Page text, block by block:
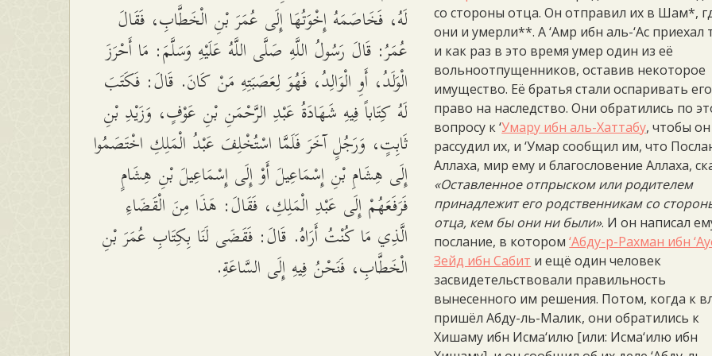
لَهُ، فَخَاصَمَهُ إِخْوَتُهَا إِلَى عُمَرَ بْنِ الْخَطَّابِ، فَقَالَ
عُمَرُ: قَالَ رَسُولُ اللَّهِ صَلَّى اللَّهُ عَلَيْهِ وَسَلَّمَ: مَا أَحْرَزَ
الْوَلَدُ، أَوِ الْوَالِدُ، فَهُوَ لِعَصَبَتِهِ مَنْ كَانَ. قَالَ: فَكَتَبَ
لَهُ كِتَاباً فِيهِ شَهَادَةُ عَبْدِ الرَّحْمَنِ بْنِ عَوْفٍ، وَزَيْدِ بْنِ
ثَابِتٍ، وَرَجُلٍ آخَرَ فَلَمَّا اسْتُخْلِفَ عَبْدُ الْمَلِكِ اخْتَصَمُوا
إِلَى هِشَامِ بْنِ إِسْمَاعِيلَ أَوْ إِلَى إِسْمَاعِيلَ بْنِ هِشَامٍ
فَرَفَعَهُمْ إِلَى عَبْدِ الْمَلِكِ، فَقَالَ: هَذَا مِنَ الْقَضَاءِ
الَّذِي مَا كُنْتُ أَرَاهُ. قَالَ: فَقَضَى لَنَا بِكِتَابِ عُمَرَ بْنِ
الْخَطَّابِ، فَنَحْنُ فِيهِ إِلَى السَّاعَةِ.
со стороны отца. Он отправил их в Шам*,
они и умерли**. А ‘Амр ибн аль-‘Ас приехал
и как раз в это время умер один из её
вольноотпущенников, оставив некоторое
имущество. Её братья стали оспаривать его
право на наследство. Они обратились по
вопросу к ‘Умару ибн аль-Хаттабу, чтобы он
рассудил их, и ‘Умар сообщил им, что
Аллаха, мир ему и благословение Аллаха,
«Оставленное отпрыском или родителем
принадлежит его родственникам со
отца, кем бы они ни были». И он написал
послание, в котором‘Абду-р-Рахман ибн
Зейд ибн Сабит и ещё один человек
засвидетельствовали правильность
вынесенного им решения. Потом, когда к
пришёл Абду-ль-Малик, они обратились к
Хишаму ибн Исма‘илю [или: Исма‘илю ибн